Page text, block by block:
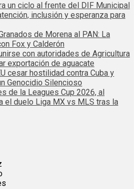
un ciclo al frente del DIF Municipal
inclusión y esperanza para
de Morena al PAN: La
Fox y Calderón
con autoridades de Agricultura
exportación de aguacate
cesar hostilidad contra Cuba y
Genocidio Silencioso
de la Leagues Cup 2026, al
el duelo Liga MX vs MLS tras la